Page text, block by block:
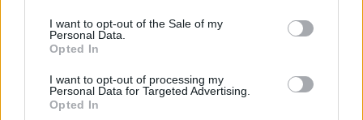
I want to opt-out of the Sale of my
Personal Data.
Opted In
I want to opt-out of processing my
Personal Data for Targeted Advertising.
Opted In
το Εθνικό Σύστημα Υγείας αντιμετωπίζει
ανάλογες απειλές για τους υπολογιστές του.